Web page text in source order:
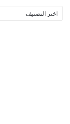
المحــاكم